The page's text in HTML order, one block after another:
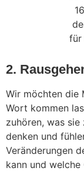
2.
Wir möchten die
Wort kommen
zuhören, was sie
denken und
Veränderungen
kann und welche